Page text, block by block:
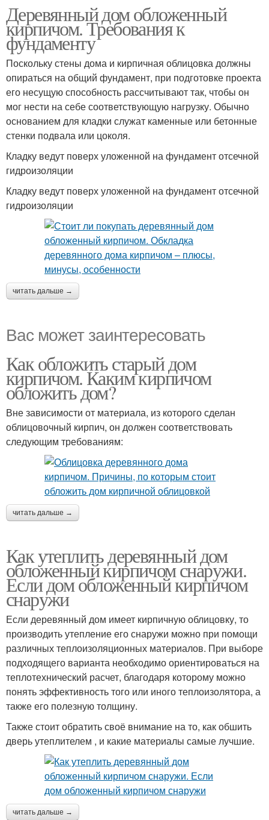
Деревянный дом обложенный
кирпичом. Требования к
фундаменту
Поскольку стены дома и кирпичная облицовка должны
опираться на общий фундамент, при подготовке проекта
его несущую способность рассчитывают так, чтобы он
мог нести на себе соответствующую нагрузку. Обычно
основанием для кладки служат каменные или бетонные
стенки подвала или цоколя.
Кладку ведут поверх уложенной на фундамент отсечной
гидроизоляции
Кладку ведут поверх уложенной на фундамент отсечной
гидроизоляции
читать дальше →
Вас может заинтересовать
Как обложить старый дом
кирпичом. Каким кирпичом
обложить дом?
Вне зависимости от материала, из которого сделан
облицовочный кирпич, он должен соответствовать
следующим требованиям:
читать дальше →
Как утеплить деревянный дом
обложенный кирпичом снаружи.
Если дом обложенный кирпичом
снаружи
Если деревянный дом имеет кирпичную облицовку, то
производить утепление его снаружи можно при помощи
различных теплоизоляционных материалов. При выборе
подходящего варианта необходимо ориентироваться на
теплотехнический расчет, благодаря которому можно
понять эффективность того или иного теплоизолятора, а
также его полезную толщину.
Также стоит обратить своё внимание на то, как обшить
дверь утеплителем , и какие материалы самые лучшие.
читать дальше →